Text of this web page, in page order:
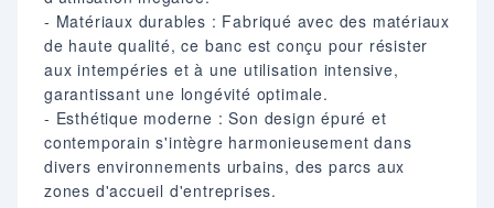
- Matériaux durables : Fabriqué avec des matériaux
de haute qualité, ce banc est conçu pour résister
aux intempéries et à une utilisation intensive,
garantissant une longévité optimale.
- Esthétique moderne : Son design épuré et
contemporain s'intègre harmonieusement dans
divers environnements urbains, des parcs aux
zones d'accueil d'entreprises.